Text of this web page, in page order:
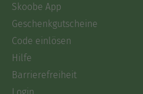
Skoobe App
Geschenkgutscheine
Code einlösen
Hilfe
Barrierefreiheit